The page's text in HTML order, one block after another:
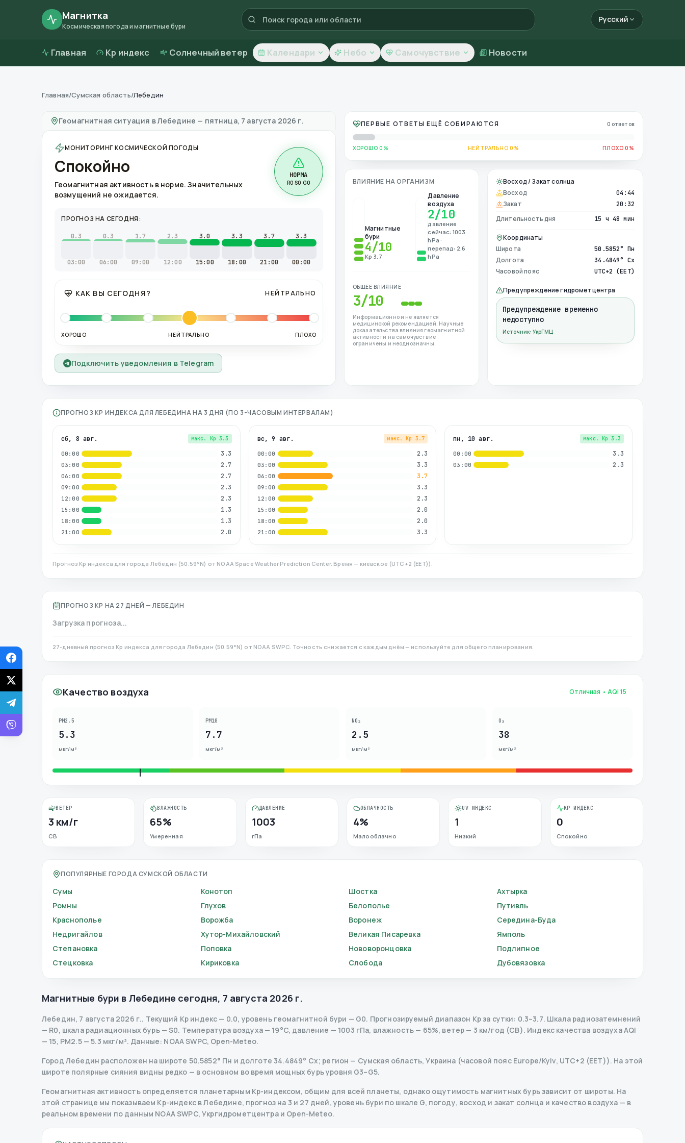
Магнитка
Космическая погода и магнитные бури
Русский
Главная Kp индекс Солнечный ветер Календари Небо Самочувствие Новости
Магнитные бури вЛебедине—
Главная/Сумская область/Лебедин
Геомагнитная ситуация вЛебедине — пятница, 7 августа 2026 г.
МОНИТОРИНГ КОСМИЧЕСКОЙ ПОГОДЫ
Спокойно
Геомагнитная активность в норме. Значительных
возмущений не ожидается.
НОРМА
R0 S0 G0
ПРОГНОЗ НА СЕГОДНЯ:
0.3
03:00
0.3
06:00
1.7
09:00
2.3
12:00
3.0
15:00
3.3
18:00
3.7
21:00
3.3
00:00
КАК ВЫ СЕГОДНЯ? НЕЙТРАЛЬНО
ХОРОШО НЕЙТРАЛЬНО ПЛОХО
Подключить уведомления в Telegram
ПЕРВЫЕ ОТВЕТЫ ЕЩЁ СОБИРАЮТСЯ 0 ответов
ХОРОШО 0% НЕЙТРАЛЬНО 0% ПЛОХО 0%
ВЛИЯНИЕ НА ОРГАНИЗМ
Магнитные
бури
4/10
Kp 3.7
Давление
воздуха
2/10
давление
сейчас: 1003
hPa ·
перепад: 2.6
hPa
ОБЩЕЕ ВЛИЯНИЕ
3/10
Информационно и не является
медицинской рекомендацией. Научные
доказательства влияния геомагнитной
активности на самочувствие
ограничены и неоднозначны.
Восход / Закат солнца
Восход
04:44
Закат 20:32
Длительность дня 15 ч 48 мин
Координаты
Широта
50.5852° Пн
Долгота 34.4849° Сх
Часовой пояс UTC+2 (EET)
Предупреждение гидрометцентра
Предупреждение временно
недоступно
Источник: УкрГМЦ
ПРОГНОЗ KP ИНДЕКСА ДЛЯ ЛЕБЕДИНАНА 3 ДНЯ (ПО 3-ЧАСОВЫМ ИНТЕРВАЛАМ)
сб, 8 авг. макс. Kp 3.3
00:00 3.3
03:00 2.7
06:00 2.7
09:00 2.3
12:00 2.3
15:00 1.3
18:00 1.3
21:00 2.0
вс, 9 авг. макс. Kp 3.7
00:00 2.3
03:00 3.3
06:00 3.7
09:00 3.3
12:00 2.3
15:00 2.0
18:00 2.0
21:00 3.3
пн, 10 авг. макс. Kp 3.3
00:00 3.3
03:00 2.3
Прогноз Kp индекса для города Лебедин (50.59°N) от NOAA Space Weather Prediction Center. Время — киевское (UTC+2 (EET)).
ПРОГНОЗ KP НА 27 ДНЕЙ — ЛЕБЕДИН
Загрузка прогноза...
27-дневный прогноз Kp индекса для города Лебедин (50.59°N) от NOAA SWPC. Точность снижается с каждым днём — используйте для общего планирования.
Качество воздуха Отличная • AQI 15
PM2.5
5.3
мкг/м³
PM10
7.7
мкг/м³
NO₂
2.5
мкг/м³
O₃
38
мкг/м³
ВЕТЕР
3 км/г
СВ
ВЛАЖНОСТЬ
65%
Умеренная
ДАВЛЕНИЕ
1003
гПа
ОБЛАЧНОСТЬ
4%
Малооблачно
UV ИНДЕКС
1
Низкий
KP ИНДЕКС
0
Спокойно
ПОПУЛЯРНЫЕ ГОРОДА СУМСКОЙ ОБЛАСТИ
Сумы Конотоп Шостка
Ахтырка
Ромны
Глухов Белополье
Путивль
Краснополье
Ворожба Воронеж
Середина-Буда
Недригайлов
Хутор-Михайловский Великая Писаревка
Ямполь
Степановка
Поповка Нововоронцовка
Подлипное
Стецковка
Кириковка Слобода Дубовязовка
Магнитные бури в Лебедине сегодня, 7 августа 2026 г.
Лебедин, 7 августа 2026 г.. Текущий Kp индекс — 0.0, уровень геомагнитной бури — G0. Прогнозируемый диапазон Kp за сутки: 0.3–3.7. Шкала радиозатемнений
— R0, шкала радиационных бурь— S0. Температура воздуха — 19°C, давление — 1003 гПа, влажность — 65%, ветер — 3 км/год (СВ). Индекс качества воздуха AQI
— 15, PM2.5 — 5.3 мкг/м³. Данные: NOAA SWPC, Open-Meteo.
Город Лебедин расположен на широте 50.5852° Пн и долготе 34.4849° Сх; регион — Сумская область, Украина (часовой пояс Europe/Kyiv, UTC+2 (EET)). На этой
широте полярные сияния видны редко — в основном во время мощных бурь уровня G3–G5.
Геомагнитная активность определяется планетарным Kp-индексом, общим для всей планеты, однако ощутимость магнитных бурь зависит от широты. На
этой странице мы показываем Kp-индекс в Лебедине, прогноз на 3 и 27 дней, уровень бури по шкале G, погоду, восход и закат солнца и качество воздуха — в
реальном времени по данным NOAA SWPC, Укргидрометцентра и Open-Meteo.